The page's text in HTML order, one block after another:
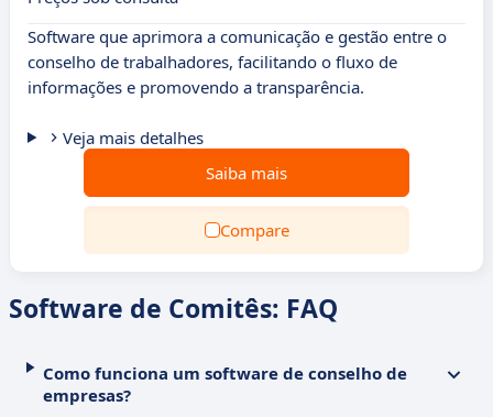
Software que aprimora a comunicação e gestão entre o
conselho de trabalhadores, facilitando o fluxo de
informações e promovendo a transparência.
Veja mais detalhes
Saiba mais
Compare
Software de Comitês: FAQ
Como funciona um software de conselho de
empresas?